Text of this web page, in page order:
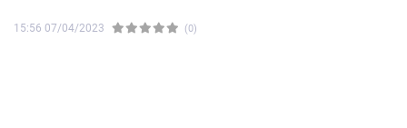
15:56 07/04/2023 (0)